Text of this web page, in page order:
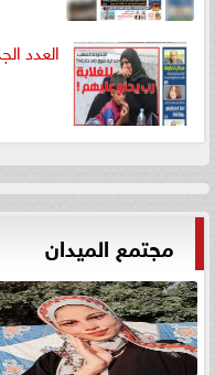
العدد
مجتمع الميدان